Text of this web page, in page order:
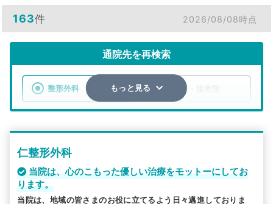
163件 2026/08/08時点
通院先を再検索
整形外科 整骨院・接骨院
もっと見る
仁整形外科
当院は、心のこもった優しい治療をモットーにしてお
ります。
当院は、地域の皆さまのお役に立てるよう日々邁進しておりま